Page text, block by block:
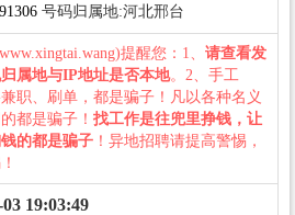
号码归属地:河北邢台
提醒您：1、 请查看发
属地与IP地址是否本地。2、手工
职、刷单，都是骗子！凡以各种名义
都是骗子！ 找工作是往兜里挣钱，让
的都是骗子 ！异地招聘请提高警惕，
19:03:49